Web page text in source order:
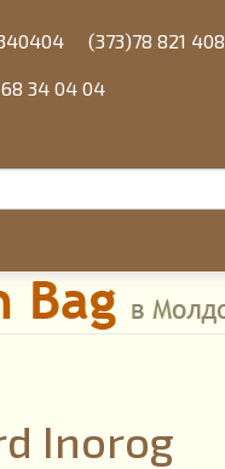
(373)78 821 408
34 04 04
Inorog